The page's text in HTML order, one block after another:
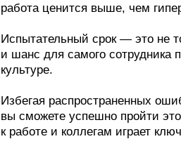
работа ценится выше, чем
Испытательный срок — это не
и шанс для самого сотрудника
культуре.
Избегая распространенных
вы сможете успешно пройти
к работе и коллегам играет